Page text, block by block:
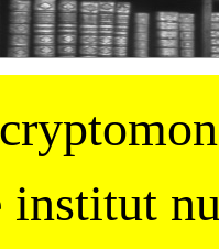
institut